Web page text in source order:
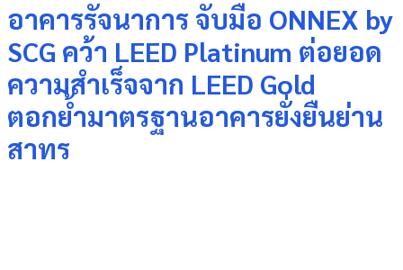
อาคารรัจนาการ จับมือ ONNEX by
SCG คว้า LEED Platinum ต่อยอด
ความสำเร็จจาก LEED Gold
ตอกย้ำมาตรฐานอาคารยั่งยืนย่าน
สาทร